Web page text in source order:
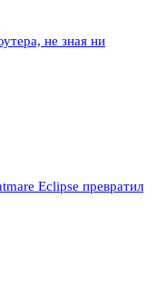
не зная ни
Eclipse превратил